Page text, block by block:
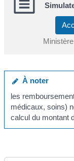
À noter
les
médicaux, soins)
calcul du montant